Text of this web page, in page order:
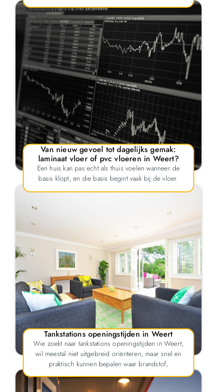
Van nieuw gevoel tot dagelijks gemak:
laminaat vloer of pvc vloeren in Weert?
Een huis kan pas echt als thuis voelen wanneer de
basis klopt, en die basis begint vaak bij de vloer.
Tankstations openingstijden in Weert
Wie zoekt naar tankstations openingstijden in Weert,
wil meestal niet uitgebreid oriënteren, maar snel en
praktisch kunnen bepalen waar brandstof,